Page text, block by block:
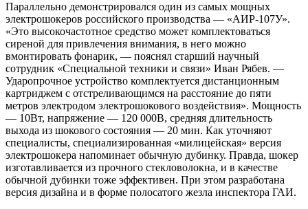
Параллельно демонстрировался один из самых мощных
электрошокеров российского производства — «АИР-107У».
«Это высокочастотное средство может комплектоваться
сиреной для привлечения внимания, в него можно
вмонтировать фонарик, — пояснял старший научный
сотрудник «Специальной техники и связи» Иван Рябев. —
Ударопрочное устройство комплектуется дистанционным
картриджем с отстреливающимся на расстояние до пяти
метров электродом электрошокового воздействия». Мощность
— 10Вт, напряжение — 120 000В, средняя длительность
выхода из шокового состояния — 20 мин. Как уточняют
специалисты, специализированная «милицейская» версия
электрошокера напоминает обычную дубинку. Правда, шокер
изготавливается из прочного стекловолокна, и в качестве
обычной дубинки тоже эффективен. При этом разработана
версия дизайна и в форме полосатого жезла инспектора ГАИ.